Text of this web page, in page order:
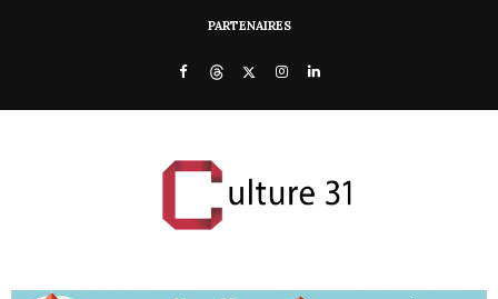
PARTENAIRES